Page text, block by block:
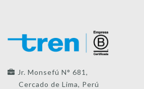
Jr. Monsefú N° 681,
Cercado de Lima, Perú